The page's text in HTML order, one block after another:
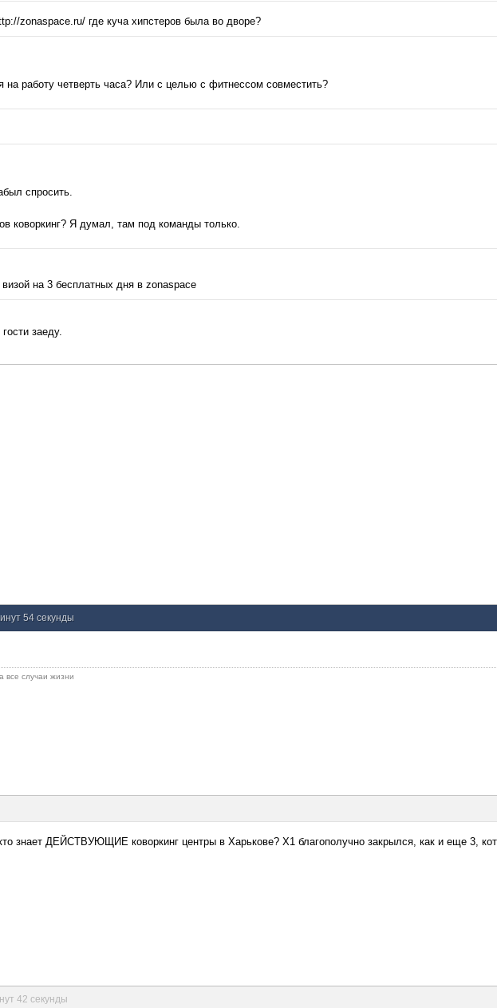
zonaspace.ru/ где куча хипстеров была во дворе?
работу четверть часа? Или с целью с фитнессом совместить?
спросить.
коворкинг? Я думал, там под команды только.
на 3 бесплатных дня в zonaspace
заеду.
54 секунды
все случаи жизни
знает ДЕЙСТВУЮЩИЕ коворкинг центры в Харькове? X1 благополучно закрылся, как и еще 3,
42 секунды